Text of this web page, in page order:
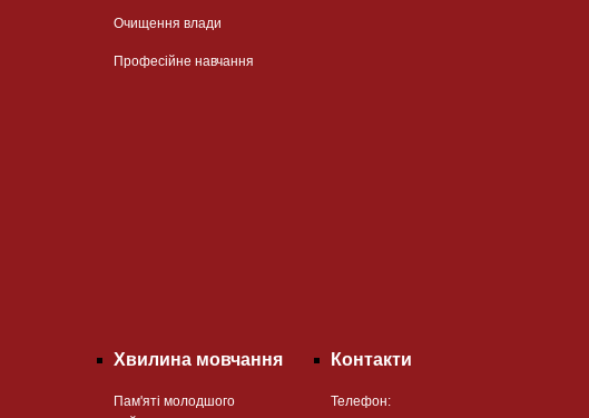
Очищення влади
Професійне навчання
Хвилина мовчання
Пам'яті молодшого
Контакти
Телефон: